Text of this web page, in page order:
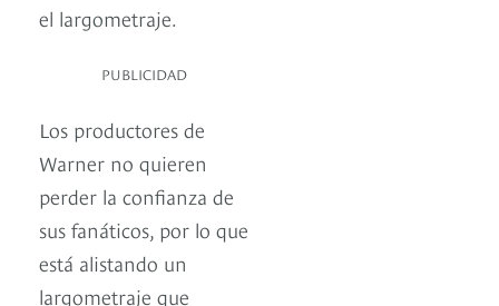
el largometraje.
PUBLICIDAD
Los productores de
Warner no quieren
perder la confianza de
sus fanáticos, por lo que
está alistando un
largometraje que